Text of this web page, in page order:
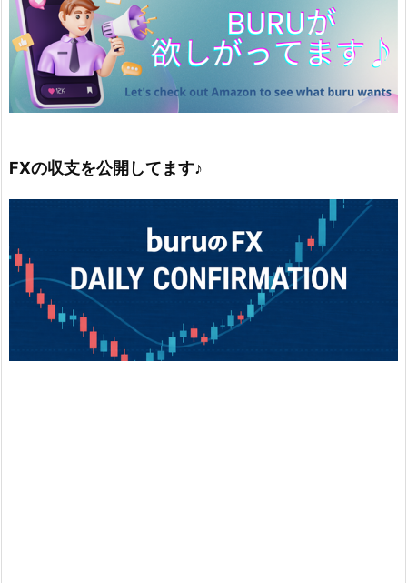
FXの収支を公開してます♪